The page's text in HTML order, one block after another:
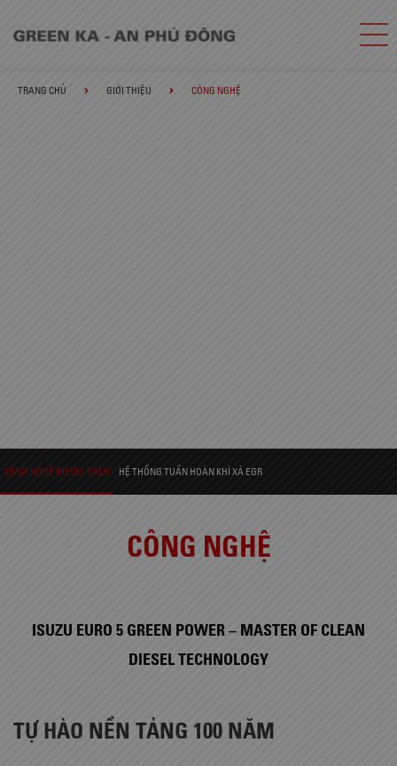
TRANG CHỦ GIỚI THIỆU CÔNG NGHỆ
CÔNG NGHỆ DIESEL SẠCH HỆ THỐNG TUẦN HOÀN KHÍ XẢ EGR
CÔNG NGHỆ
ISUZU EURO 5 GREEN POWER – MASTER OF CLEAN
DIESEL TECHNOLOGY
TỰ HÀO NỀN TẢNG 100 NĂM